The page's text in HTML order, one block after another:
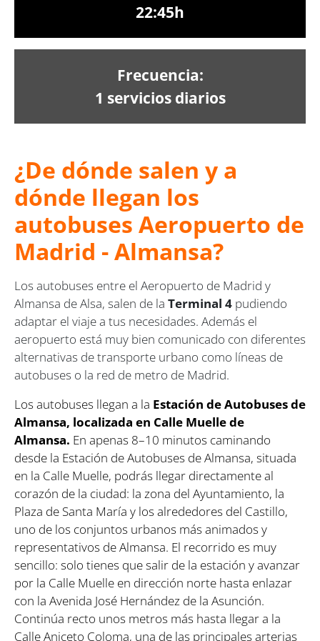
22:45h
Frecuencia:
1 servicios diarios
¿De dónde salen y a
dónde llegan los
autobuses Aeropuerto de
Madrid - Almansa?
Los autobuses entre el Aeropuerto de Madrid y
Almansa de Alsa, salen de la Terminal 4 pudiendo
adaptar el viaje a tus necesidades. Además el
aeropuerto está muy bien comunicado con diferentes
alternativas de transporte urbano como líneas de
autobuses o la red de metro de Madrid.
Los autobuses llegan a la Estación de Autobuses de
Almansa, localizada en Calle Muelle de
Almansa. En apenas 8–10 minutos caminando
desde la Estación de Autobuses de Almansa, situada
en la Calle Muelle, podrás llegar directamente al
corazón de la ciudad: la zona del Ayuntamiento, la
Plaza de Santa María y los alrededores del Castillo,
uno de los conjuntos urbanos más animados y
representativos de Almansa. El recorrido es muy
sencillo: solo tienes que salir de la estación y avanzar
por la Calle Muelle en dirección norte hasta enlazar
con la Avenida José Hernández de la Asunción.
Continúa recto unos metros más hasta llegar a la
Calle Aniceto Coloma, una de las principales arterias